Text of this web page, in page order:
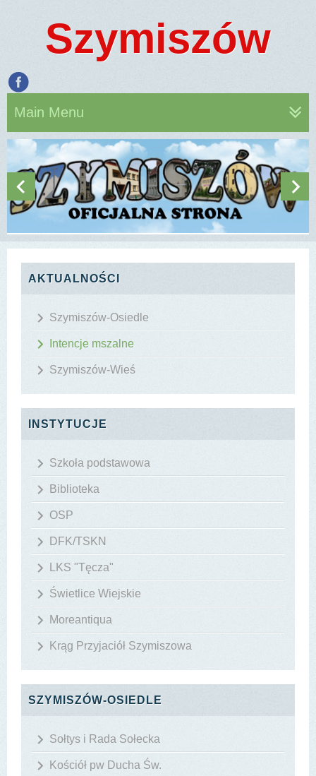
Szymiszów
Main Menu
AKTUALNOŚCI
Szymiszów-Osiedle
Intencje mszalne
Szymiszów-Wieś
INSTYTUCJE
Szkoła podstawowa
Biblioteka
OSP
DFK/TSKN
LKS "Tęcza"
Świetlice Wiejskie
Moreantiqua
Krąg Przyjaciół Szymiszowa
SZYMISZÓW-OSIEDLE
Sołtys i Rada Sołecka
Kościół pw Ducha Św.